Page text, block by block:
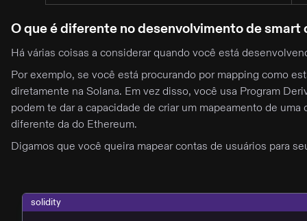
O que é diferente no desenvolvimento de
Há várias coisas a considerar quando você está
Por exemplo, se você está procurando por mapping como
diretamente na Solana. Em vez disso, você usa Program
podem te dar a capacidade de criar um mapeamento de
diferente da do Ethereum.
Digamos que você queira mapear contas de usuários para
solidity